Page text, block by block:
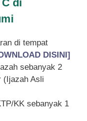
di
di tempat
DISINI]
sebanyak 2
(Ijazah Asli
KK sebanyak 1